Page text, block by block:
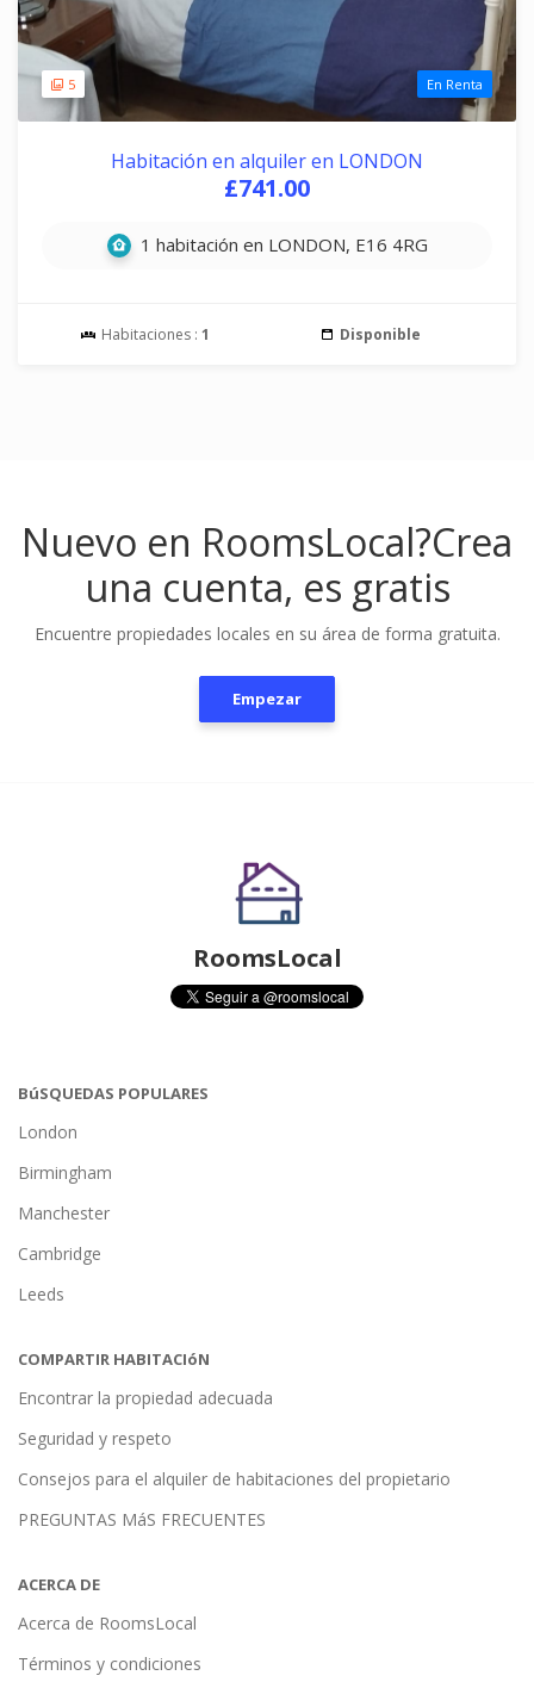
5 En Renta
Habitación en alquiler en LONDON
£741.00
1 habitación en LONDON, E16 4RG
Habitaciones : 1 Disponible
Nuevo en RoomsLocal?Crea
una cuenta, es gratis
Encuentre propiedades locales en su área de forma gratuita.
Empezar
RoomsLocal
BúSQUEDAS POPULARES
London
Birmingham
Manchester
Cambridge
Leeds
COMPARTIR HABITACIóN
Encontrar la propiedad adecuada
Seguridad y respeto
Consejos para el alquiler de habitaciones del propietario
PREGUNTAS MáS FRECUENTES
ACERCA DE
Acerca de RoomsLocal
Términos y condiciones